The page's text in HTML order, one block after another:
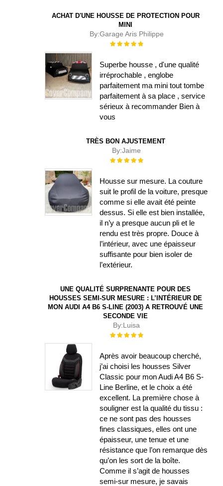
ACHAT D'UNE HOUSSE DE PROTECTION POUR
MINI
By:Garage Aris Philippe
Évaluation :
Superbe housse , d'une qualité
irréprochable , englobe
parfaitement ma mini tout tombe
parfaitement à sa place , service
sérieux à recommander Bien à
vous
TRÈS BON AJUSTEMENT
By:Jaime
Évaluation :
Housse sur mesure. La couture
suit le profil de la voiture, presque
comme si elle avait été peinte
dessus. Si elle est bien installée,
il n’y a presque aucun pli et le
rendu est très propre. Douce à
l’intérieur, avec une épaisseur
suffisante pour bien isoler de
l’extérieur.
UNE QUALITÉ SURPRENANTE POUR DES
HOUSSES SEMI-SUR MESURE : L’INTÉRIEUR DE
MON AUDI A4 B6 S-LINE (2003) A RETROUVÉ UNE
SECONDE VIE
By:Luisa
Évaluation :
Après avoir beaucoup cherché,
j’ai choisi les housses Silver
Classic pour mon Audi A4 B6 S-
Line Berline, et le choix a été
excellent. La première chose à
souligner est la qualité du tissu :
ce ne sont pas des housses
fines classiques, elles ont une
épaisseur, une tenue et une
résistance que l’on remarque dès
qu’on les sort de la boîte.
Comme il s’agit de housses
semi-sur mesure, je savais